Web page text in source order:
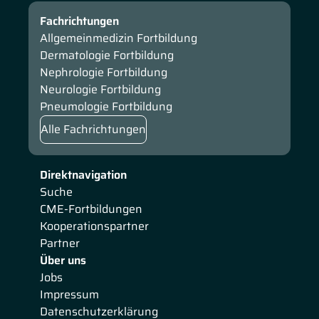
Direktnavigation
Suche
CME-Fortbildungen
Kooperationspartner
Partner
Über uns
Jobs
Impressum
Datenschutzerklärung
Fachrichtungen
Allgemeinmedizin Fortbildung
Dermatologie Fortbildung
Nephrologie Fortbildung
Neurologie Fortbildung
Pneumologie Fortbildung
Alle Fachrichtungen